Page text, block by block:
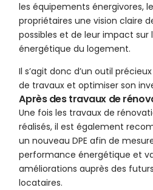
les équipements énergivores,
propriétaires une vision claire
possibles et de leur impact
énergétique du logement.
Il s’agit donc d’un outil
de travaux et optimiser son
Après des travaux de
Une fois les travaux de
réalisés, il est également
un nouveau DPE afin de
performance énergétique et
améliorations auprès des
locataires.